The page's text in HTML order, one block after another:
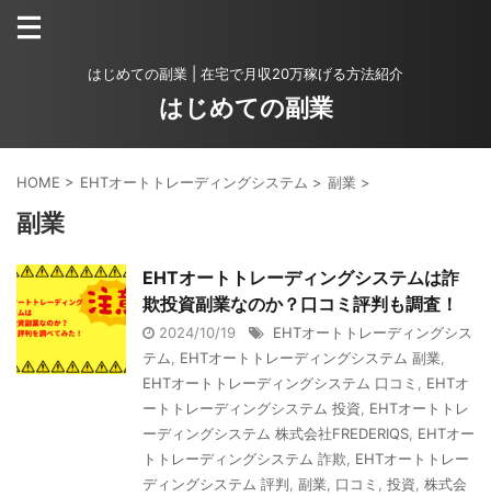
はじめての副業 | 在宅で月収20万稼げる方法紹介
はじめての副業
HOME > EHTオートトレーディングシステム > 副業 >
副業
EHTオートトレーディングシステムは詐
欺投資副業なのか？口コミ評判も調査！
2024/10/19
EHTオートトレーディングシス
テム
EHTオートトレーディングシステム 副業
EHTオートトレーディングシステム 口コミ
EHTオ
ートトレーディングシステム 投資
EHTオートトレ
ーディングシステム 株式会社FREDERIQS EHTオー
トトレーディングシステム 詐欺
EHTオートトレー
ディングシステム 評判 副業 口コミ 投資 株式会